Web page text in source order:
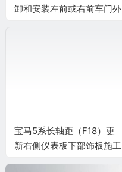
卸和安装左前或右前车门外
宝马5系长轴距（F18）更
新右侧仪表板下部饰板施工